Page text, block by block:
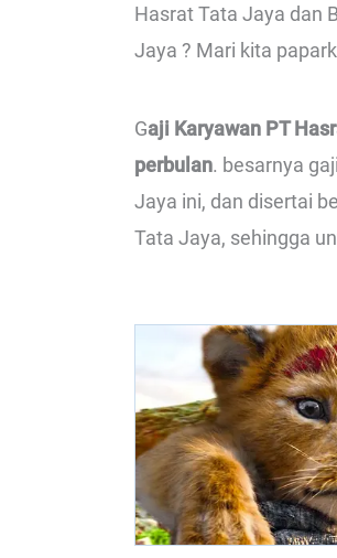
Hasrat Tata Jaya dan
Jaya ? Mari kita
Gaji Karyawan PT
perbulan. besarnya
Jaya ini, dan disertai
Tata Jaya, sehingga